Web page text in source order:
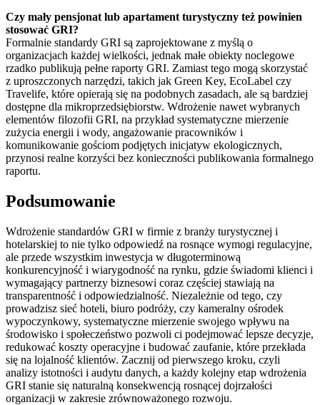
Czy mały pensjonat lub apartament turystyczny też powinien
stosować GRI?
Formalnie standardy GRI są zaprojektowane z myślą o
organizacjach każdej wielkości, jednak małe obiekty noclegowe
rzadko publikują pełne raporty GRI. Zamiast tego mogą skorzystać
z uproszczonych narzędzi, takich jak Green Key, EcoLabel czy
Travelife, które opierają się na podobnych zasadach, ale są bardziej
dostępne dla mikroprzedsiębiorstw. Wdrożenie nawet wybranych
elementów filozofii GRI, na przykład systematyczne mierzenie
zużycia energii i wody, angażowanie pracowników i
komunikowanie gościom podjętych inicjatyw ekologicznych,
przynosi realne korzyści bez konieczności publikowania formalnego
raportu.
Podsumowanie
Wdrożenie standardów GRI w firmie z branży turystycznej i
hotelarskiej to nie tylko odpowiedź na rosnące wymogi regulacyjne,
ale przede wszystkim inwestycja w długoterminową
konkurencyjność i wiarygodność na rynku, gdzie świadomi klienci i
wymagający partnerzy biznesowi coraz częściej stawiają na
transparentność i odpowiedzialność. Niezależnie od tego, czy
prowadzisz sieć hoteli, biuro podróży, czy kameralny ośrodek
wypoczynkowy, systematyczne mierzenie swojego wpływu na
środowisko i społeczeństwo pozwoli ci podejmować lepsze decyzje,
redukować koszty operacyjne i budować zaufanie, które przekłada
się na lojalność klientów. Zacznij od pierwszego kroku, czyli
analizy istotności i audytu danych, a każdy kolejny etap wdrożenia
GRI stanie się naturalną konsekwencją rosnącej dojrzałości
organizacji w zakresie zrównoważonego rozwoju.